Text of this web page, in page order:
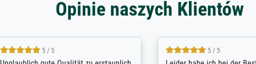
Opinie naszych Klientów
5 / 5 5 / 5